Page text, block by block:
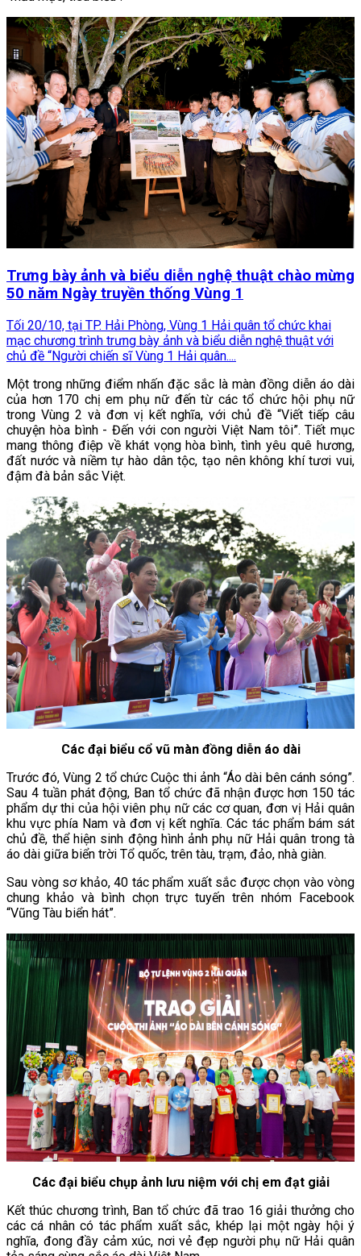
Trưng bày ảnh và biểu diễn nghệ thuật chào mừng
50 năm Ngày truyền thống Vùng 1
Tối 20/10, tại TP. Hải Phòng, Vùng 1 Hải quân tổ chức khai
mạc chương trình trưng bày ảnh và biểu diễn nghệ thuật với
chủ đề “Người chiến sĩ Vùng 1 Hải quân....
Một trong những điểm nhấn đặc sắc là màn đồng diễn áo dài
của hơn 170 chị em phụ nữ đến từ các tổ chức hội phụ nữ
trong Vùng 2 và đơn vị kết nghĩa, với chủ đề “Viết tiếp câu
chuyện hòa bình - Đến với con người Việt Nam tôi”. Tiết mục
mang thông điệp về khát vọng hòa bình, tình yêu quê hương,
đất nước và niềm tự hào dân tộc, tạo nên không khí tươi vui,
đậm đà bản sắc Việt.
Các đại biểu cổ vũ màn đồng diễn áo dài
Trước đó, Vùng 2 tổ chức Cuộc thi ảnh “Áo dài bên cánh sóng”.
Sau 4 tuần phát động, Ban tổ chức đã nhận được hơn 150 tác
phẩm dự thi của hội viên phụ nữ các cơ quan, đơn vị Hải quân
khu vực phía Nam và đơn vị kết nghĩa. Các tác phẩm bám sát
chủ đề, thể hiện sinh động hình ảnh phụ nữ Hải quân trong tà
áo dài giữa biển trời Tổ quốc, trên tàu, trạm, đảo, nhà giàn.
Sau vòng sơ khảo, 40 tác phẩm xuất sắc được chọn vào vòng
chung khảo và bình chọn trực tuyến trên nhóm Facebook
“Vũng Tàu biển hát”.
Các đại biểu chụp ảnh lưu niệm với chị em đạt giải
Kết thúc chương trình, Ban tổ chức đã trao 16 giải thưởng cho
các cá nhân có tác phẩm xuất sắc, khép lại một ngày hội ý
nghĩa, đong đầy cảm xúc, nơi vẻ đẹp người phụ nữ Hải quân